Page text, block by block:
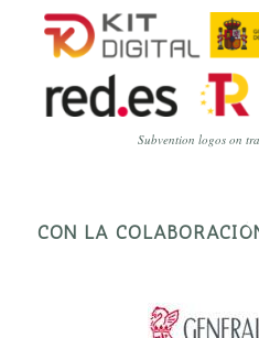
Subvention logos on
CON LA